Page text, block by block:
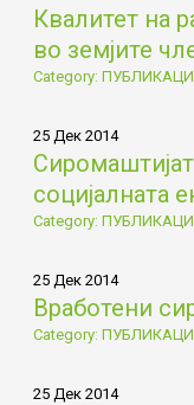
Квалитет на
во земјите
Category:
25 Дек 2014
социјалната
Category:
25 Дек 2014
Вработени
Category:
25 Дек 2014